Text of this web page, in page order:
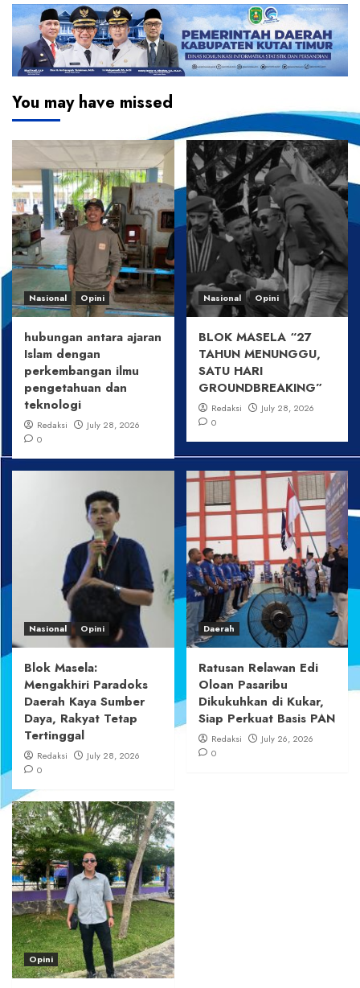
You may have missed
Nasional Opini
hubungan antara ajaran
Islam dengan
perkembangan ilmu
pengetahuan dan
teknologi
Redaksi
July 28, 2026
0
Nasional Opini
BLOK MASELA “27
TAHUN MENUNGGU,
SATU HARI
GROUNDBREAKING”
Redaksi
July 28, 2026
0
Nasional Opini
Blok Masela:
Mengakhiri Paradoks
Daerah Kaya Sumber
Daya, Rakyat Tetap
Tertinggal
Redaksi
July 28, 2026
0
Daerah
Ratusan Relawan Edi
Oloan Pasaribu
Dikukuhkan di Kukar,
Siap Perkuat Basis PAN
Redaksi
July 26, 2026
0
Opini